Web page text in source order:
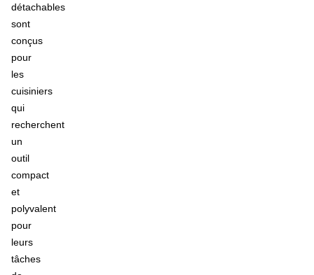
détachables
sont
conçus
pour
les
cuisiniers
qui
recherchent
un
outil
compact
et
polyvalent
pour
leurs
tâches